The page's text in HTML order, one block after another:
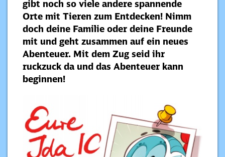
gibt noch so viele andere spannende
Orte mit Tieren zum Entdecken! Nimm
doch deine Familie oder deine Freunde
mit und geht zusammen auf ein neues
Abenteuer. Mit dem Zug seid ihr
ruckzuck da und das Abenteuer kann
beginnen!